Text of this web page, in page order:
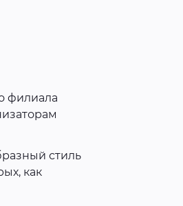
филиала
стиль
как